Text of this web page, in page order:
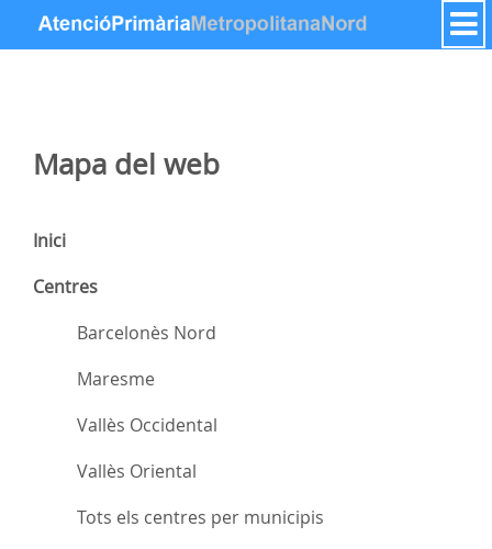
Saltar al contenido
Mapa del web
Inici
Centres
Barcelonès Nord
Maresme
Vallès Occidental
Vallès Oriental
Tots els centres per municipis